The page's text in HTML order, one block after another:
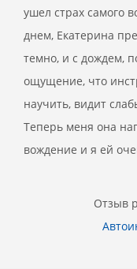
ушел страх самого
днем, Екатерина
темно, и с дождем,
ощущение, что
научить, видит
Теперь меня она
вождение и я ей
Отзыв